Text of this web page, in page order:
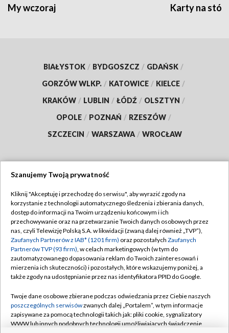
My wczoraj Karty na
BIAŁYSTOK / BYDGOSZCZ / GDAŃSK /
GORZÓW WLKP. / KATOWICE / KIELCE /
KRAKÓW / LUBLIN / ŁÓDŹ / OLSZTYN /
OPOLE / POZNAŃ / RZESZÓW /
SZCZECIN / WARSZAWA / WROCŁAW
TVP
Abonament TVP
Emisja w TVP
Centrum informacji TVP
Naziemna Telewizja Cyfrowa
Rada Programowa
System NOS
Regulamin TVP
Polityka prywatności
Moje zgody
Pomoc
Kontakt
Szanujemy Twoją prywatność
Kliknij "Akceptuję i przechodzę do serwisu", aby wyrazić zgody na
korzystanie z technologii automatycznego śledzenia i zbierania danych,
dostęp do informacji na Twoim urządzeniu końcowym i ich
przechowywanie oraz na przetwarzanie Twoich danych osobowych przez
nas, czyli Telewizję Polską S.A. w likwidacji (zwaną dalej również „TVP”),
Zaufanych Partnerów z IAB* (1201 firm) oraz pozostałych Zaufanych
Partnerów TVP (93 firm), w celach marketingowych (w tym do
zautomatyzowanego dopasowania reklam do Twoich zainteresowań i
mierzenia ich skuteczności) i pozostałych, które wskazujemy poniżej, a
także zgody na udostępnianie przez nas identyfikatora PPID do Google.
Twoje dane osobowe zbierane podczas odwiedzania przez Ciebie naszych
poszczególnych serwisówzwanych dalej „Portalem”, w tym informacje
zapisywane za pomocą technologii takich jak: pliki cookie, sygnalizatory
WWW lub innych podobnych technologii umożliwiających świadczenie